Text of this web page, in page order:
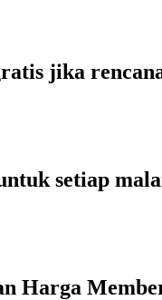
jika
setiap
Harga